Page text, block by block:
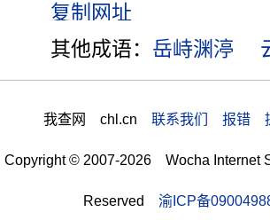
其他成语： 岳峙渊渟
我查网 chl.cn 联系我们 报错
Copyright © 2007-2026 Wocha Internet
Reserved 渝ICP备